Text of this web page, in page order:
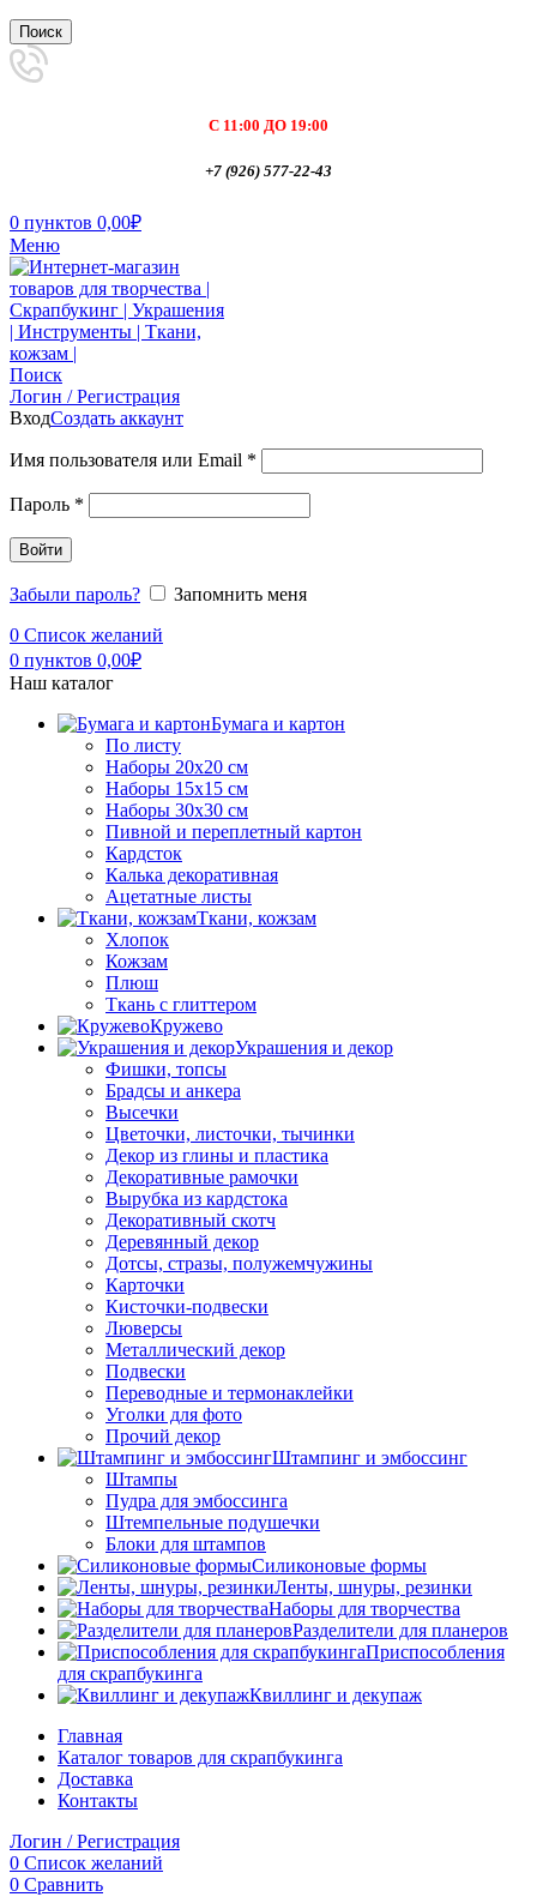
Поиск
С 11:00 ДО 19:00
+7 (926) 577-22-43
0 пунктов 0,00₽
Меню
Поиск
Логин / Регистрация
ВходСоздать аккаунт
Имя пользователя или Email *
Пароль *
Войти
Забыли пароль?
Запомнить меня
0 Список желаний
0 пунктов 0,00₽
Наш каталог
Бумага и картон
По листу
Наборы 20х20 см
Наборы 15х15 см
Наборы 30х30 см
Пивной и переплетный картон
Кардсток
Калька декоративная
Ацетатные листы
Ткани, кожзам
Хлопок
Кожзам
Плюш
Ткань с глиттером
Кружево
Украшения и декор
Фишки, топсы
Брадсы и анкера
Высечки
Цветочки, листочки, тычинки
Декор из глины и пластика
Декоративные рамочки
Вырубка из кардстока
Декоративный скотч
Деревянный декор
Дотсы, стразы, полужемчужины
Карточки
Кисточки-подвески
Люверсы
Металлический декор
Подвески
Переводные и термонаклейки
Уголки для фото
Прочий декор
Штампинг и эмбоссинг
Штампы
Пудра для эмбоссинга
Штемпельные подушечки
Блоки для штампов
Силиконовые формы
Ленты, шнуры, резинки
Наборы для творчества
Разделители для планеров
Приспособления
для скрапбукинга
Квиллинг и декупаж
Главная
Каталог товаров для скрапбукинга
Доставка
Контакты
Логин / Регистрация
0 Список желаний
0 Сравнить